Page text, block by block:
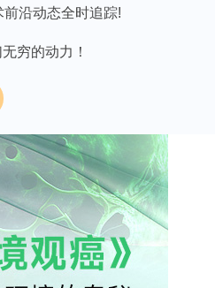
建了新型载体。其次，他
源纳米抗体
综合运用了体外T细胞感
人源化小鼠和淋巴瘤模
，系统评估了该载体系统
白，可以降低载体被人体
白，并对其进行工程化改
沿动态全时追踪!
穷的动力！